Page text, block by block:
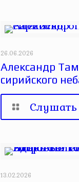
26.06.2026
Александр
сирийского
13.02.2026